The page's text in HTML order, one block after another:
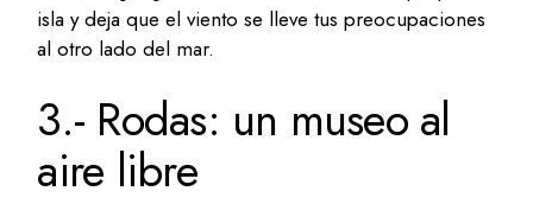
isla y deja que el viento se lleve tus preocupaciones
al otro lado del mar.
3.- Rodas: un museo al
aire libre